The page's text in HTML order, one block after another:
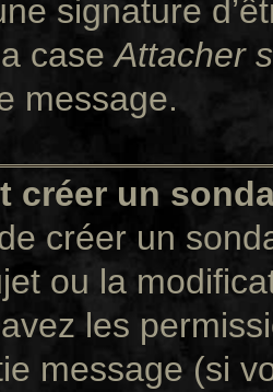
signature
caseAttacher
message.
créer un
créer un
ou la
les
message (si